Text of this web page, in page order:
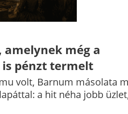
amelynek még a
pénzt termelt
volt, Barnum másolata
a hit néha jobb